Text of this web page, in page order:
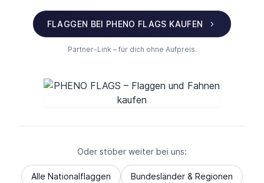
FLAGGEN BEI PHENO FLAGS KAUFEN
Partner-Link – für dich ohne Aufpreis.
Oder stöber weiter bei uns:
Alle Nationalflaggen Bundesländer & Regionen